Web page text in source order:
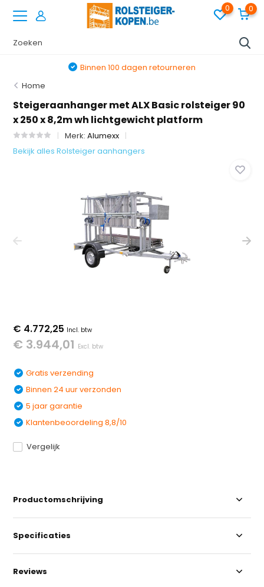
0 0
Binnen 100 dagen retourneren
Home
Steigeraanhanger met ALX Basic rolsteiger 90
x 250 x 8,2m wh lichtgewicht platform
Merk:Alumexx
Bekijk alles Rolsteiger aanhangers
€ 4.772,25 Incl. btw
€ 3.944,01 Excl. btw
Gratis verzending
Binnen 24 uur verzonden
5 jaar garantie
Klantenbeoordeling 8,8/10
Vergelijk
Productomschrijving
Specificaties
Reviews